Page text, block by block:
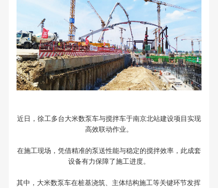
近日，徐工多台大米数泵车与搅拌车于南京北站建设项目实现
高效联动作业。
在施工现场，凭借精准的泵送性能与稳定的搅拌效率，此成套
设备有力保障了施工进度。
其中，大米数泵车在桩基浇筑、主体结构施工等关键环节发挥